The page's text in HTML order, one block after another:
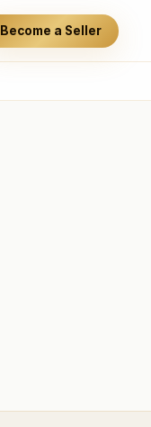
Become a Seller